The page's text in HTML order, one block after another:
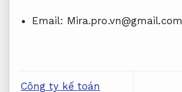
Email: Mira.pro.vn@gmail.com
Công ty kế toán